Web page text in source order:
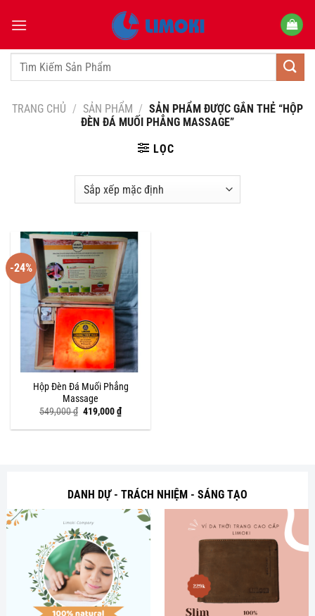
qua
dungTìm
TRANG CHỦ / SẢN PHẨM / SẢN PHẨM ĐƯỢC GẮN THẺ “HỘP
ĐÈN ĐÁ MUỐI PHẲNG MASSAGE”
LỌC
-24%
Hộp Đèn Đá Muối Phẳng
Massage
549,000₫ Giá
là:
419,000₫Giá
hiện
tại
DANH DỰ - TRÁCH NHIỆM - SÁNG TẠO